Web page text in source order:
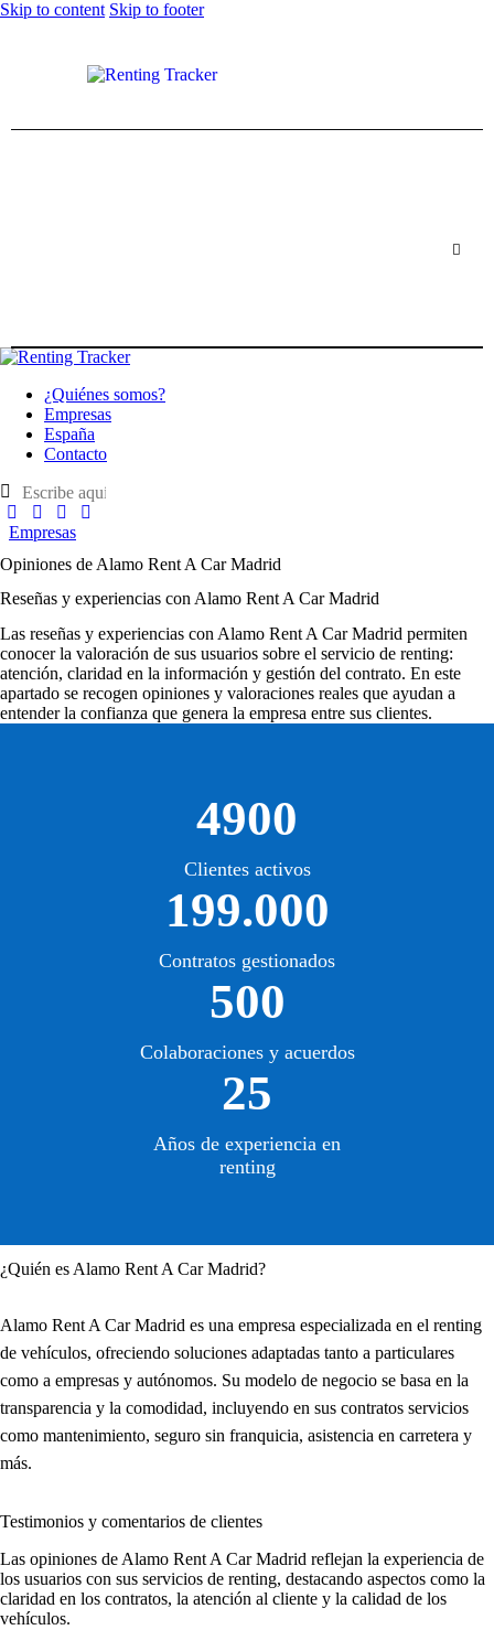
Skip to content Skip to footer
¿Quiénes somos?
Empresas
España
Contacto
Empresas
Opiniones de Alamo Rent A Car Madrid
Reseñas y experiencias con Alamo Rent A Car Madrid
Las reseñas y experiencias con Alamo Rent A Car Madrid permiten
conocer la valoración de sus usuarios sobre el servicio de renting:
atención, claridad en la información y gestión del contrato. En este
apartado se recogen opiniones y valoraciones reales que ayudan a
entender la confianza que genera la empresa entre sus clientes.
4900
Clientes activos
199.000
Contratos gestionados
500
Colaboraciones y acuerdos
25
Años de experiencia en
renting
¿Quién es Alamo Rent A Car Madrid?
Alamo Rent A Car Madrid es una empresa especializada en el renting
de vehículos, ofreciendo soluciones adaptadas tanto a particulares
como a empresas y autónomos. Su modelo de negocio se basa en la
transparencia y la comodidad, incluyendo en sus contratos servicios
como mantenimiento, seguro sin franquicia, asistencia en carretera y
más.
Testimonios y comentarios de clientes
Las opiniones de Alamo Rent A Car Madrid reflejan la experiencia de
los usuarios con sus servicios de renting, destacando aspectos como la
claridad en los contratos, la atención al cliente y la calidad de los
vehículos.